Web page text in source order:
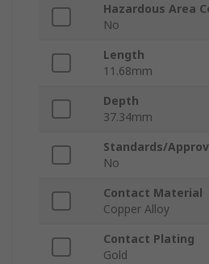
Hazardous Area
No
Length
11.68mm
Depth
37.34mm
Standards/
No
Contact Material
Copper Alloy
Contact Plating
Gold